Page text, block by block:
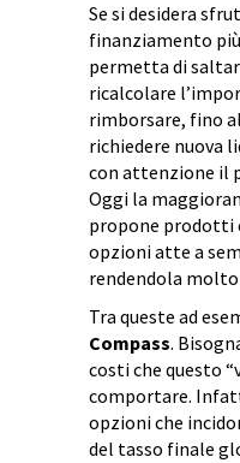
Se si desidera
finanziamento
permetta di
ricalcolare
rimborsare, fino
richiedere nuova
con attenzione il
Oggi la
propone prodotti
opzioni atte a
rendendola
Tra queste ad
Compass.
costi che questo
comportare.
opzioni che
del tasso finale